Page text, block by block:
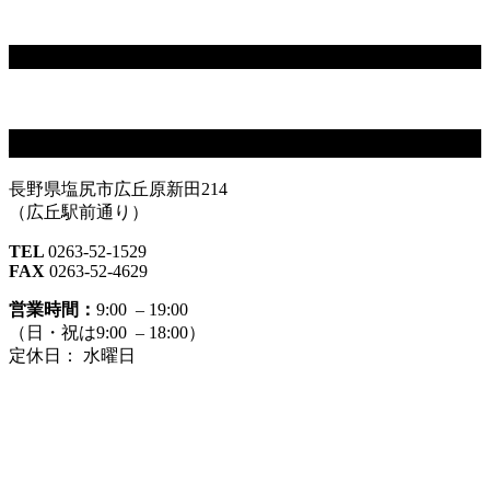
長野県塩尻市広丘原新田214
（広丘駅前通り）
TEL 0263-52-1529
FAX 0263-52-4629
営業時間： 9:00 – 19:00
（日・祝は9:00 – 18:00）
定休日： 水曜日